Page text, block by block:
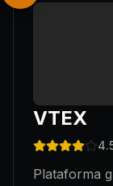
VTEX
Plataforma